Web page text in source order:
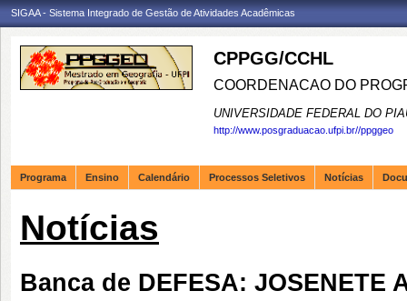
SIGAA - Sistema Integrado de Gestão de Atividades Acadêmicas
CPPGG/CCHL
COORDENACAO DO
UNIVERSIDADE FEDERAL DO
http://www.posgraduacao.ufpi.br//ppggeo
Programa Ensino Calendário Processos Seletivos Notícias
Notícias
Banca de DEFESA: JOSENETE